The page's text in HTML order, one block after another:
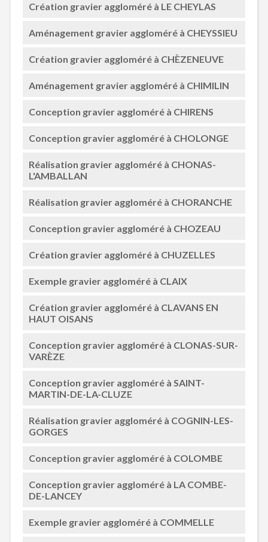
Création gravier aggloméré à LE CHEYLAS
Aménagement gravier aggloméré à CHEYSSIEU
Création gravier aggloméré à CHÈZENEUVE
Aménagement gravier aggloméré à CHIMILIN
Conception gravier aggloméré à CHIRENS
Conception gravier aggloméré à CHOLONGE
Réalisation gravier aggloméré à CHONAS-
L'AMBALLAN
Réalisation gravier aggloméré à CHORANCHE
Conception gravier aggloméré à CHOZEAU
Création gravier aggloméré à CHUZELLES
Exemple gravier aggloméré à CLAIX
Création gravier aggloméré à CLAVANS EN
HAUT OISANS
Conception gravier aggloméré à CLONAS-SUR-
VARÈZE
Conception gravier aggloméré à SAINT-
MARTIN-DE-LA-CLUZE
Réalisation gravier aggloméré à COGNIN-LES-
GORGES
Conception gravier aggloméré à COLOMBE
Conception gravier aggloméré à LA COMBE-
DE-LANCEY
Exemple gravier aggloméré à COMMELLE